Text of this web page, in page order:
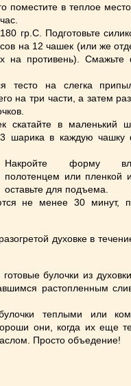
поместите в теплое
гр.С. Подготовьте
на 12 чашек (или же
на противень).
тесто на слегка
на три части, а затем
скатайте в маленький
3 шарика в каждую
Накройте форму
полотенцем или пленкой
оставьте для подъема.
не менее 30 минут,
духовке в
готовые булочки из
растопленным
теплыми или
они, когда их еще
Просто объедение!